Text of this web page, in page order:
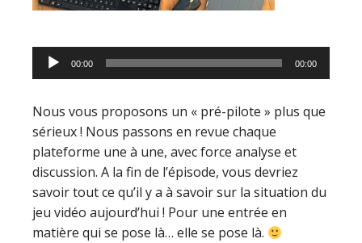
Lecteur
audio
00:00 00:00
Nous vous proposons un « pré-pilote » plus que
sérieux ! Nous passons en revue chaque
plateforme une à une, avec force analyse et
discussion. A la fin de l’épisode, vous devriez
savoir tout ce qu’il y a à savoir sur la situation du
jeu vidéo aujourd’hui ! Pour une entrée en
matière qui se pose là… elle se pose là.